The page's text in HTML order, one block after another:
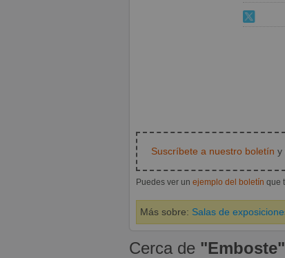
Suscríbete a nuestro boletín y
Puedes ver un ejemplo del boletín que
Más sobre: Salas de
Cerca de